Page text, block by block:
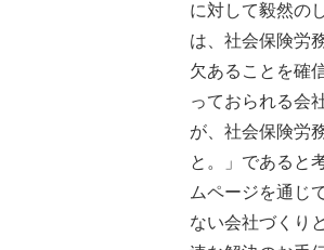
に対して毅然の
は、社会保険労
欠あることを確
っておられる会
が、社会保険労
と。」であると
ムページを通じ
ない会社づくり